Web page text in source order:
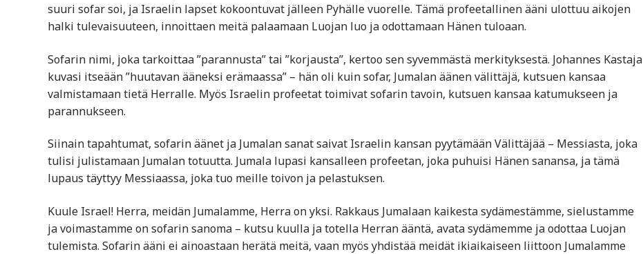
suuri sofar soi, ja Israelin lapset kokoontuvat jälleen Pyhälle vuorelle. Tämä profeetallinen ääni ulottuu aikojen
halki tulevaisuuteen, innoittaen meitä palaamaan Luojan luo ja odottamaan Hänen tuloaan.
Sofarin nimi, joka tarkoittaa ”parannusta” tai ”korjausta”, kertoo sen syvemmästä merkityksestä. Johannes Kastaja
kuvasi itseään ”huutavan ääneksi erämaassa” – hän oli kuin sofar, Jumalan äänen välittäjä, kutsuen kansaa
valmistamaan tietä Herralle. Myös Israelin profeetat toimivat sofarin tavoin, kutsuen kansaa katumukseen ja
parannukseen.
Siinain tapahtumat, sofarin äänet ja Jumalan sanat saivat Israelin kansan pyytämään Välittäjää – Messiasta, joka
tulisi julistamaan Jumalan totuutta. Jumala lupasi kansalleen profeetan, joka puhuisi Hänen sanansa, ja tämä
lupaus täyttyy Messiaassa, joka tuo meille toivon ja pelastuksen.
Kuule Israel! Herra, meidän Jumalamme, Herra on yksi. Rakkaus Jumalaan kaikesta sydämestämme, sielustamme
ja voimastamme on sofarin sanoma – kutsu kuulla ja totella Herran ääntä, avata sydämemme ja odottaa Luojan
tulemista. Sofarin ääni ei ainoastaan herätä meitä, vaan myös yhdistää meidät ikiaikaiseen liittoon Jumalamme